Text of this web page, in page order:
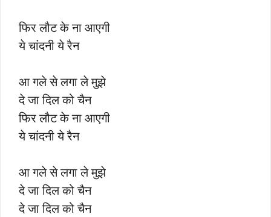
फिर लौट के ना आएगी
ये चांदनी ये रैन
आ गले से लगा ले मुझे
दे जा दिल को चैन
फिर लौट के ना आएगी
ये चांदनी ये रैन
आ गले से लगा ले मुझे
दे जा दिल को चैन
दे जा दिल को चैन